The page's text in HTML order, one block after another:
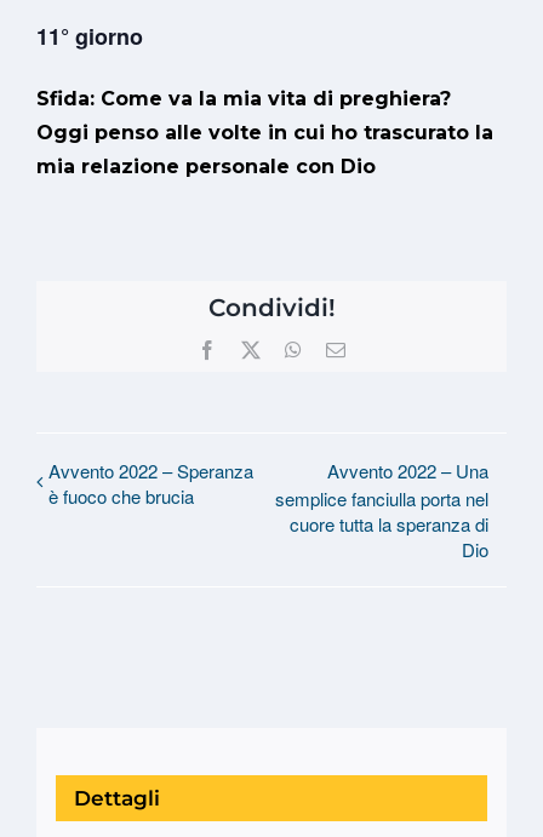
11° giorno
Sfida: Come va la mia vita di preghiera?
Oggi penso alle volte in cui ho trascurato la
mia relazione personale con Dio
Condividi!
Facebook WhatsApp
Email
Avvento 2022 – Speranza
è fuoco che brucia
Avvento 2022 – Una
semplice fanciulla porta nel
cuore tutta la speranza di
Dio
Dettagli